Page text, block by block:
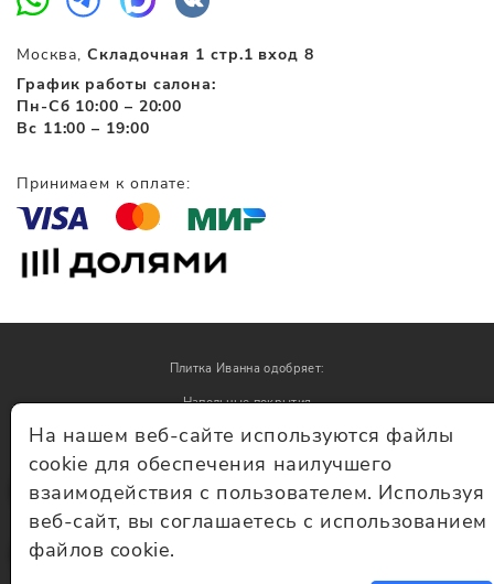
Москва,Складочная 1 стр.1 вход 8
График работы салона:
Пн-Сб 10:00 – 20:00
Вс 11:00 – 19:00
Принимаем к оплате:
© Плитка Иванна 2026 - плитка и керамогранит
Плитка Иванна одобряет:
Напольные покрытия
Обои
На нашем веб-сайте используются файлы
cookie для обеспечения наилучшего
взаимодействия с пользователем. Используя
веб-сайт, вы соглашаетесь с использованием
файлов cookie.